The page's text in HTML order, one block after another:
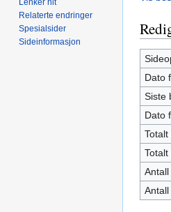
Dato
Siste
Dato
Lenker hit
Relaterte endringer
Spesialsider
Sideinformasjon